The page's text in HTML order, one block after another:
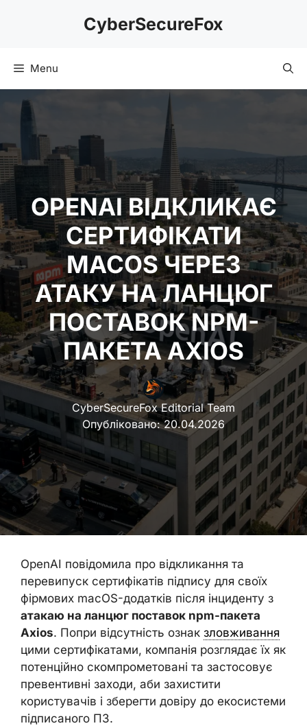
CyberSecureFox
Menu
OPENAI ВІДКЛИКАЄ
СЕРТИФІКАТИ
MACOS ЧЕРЕЗ
АТАКУ НА ЛАНЦЮГ
ПОСТАВОК NPM-
ПАКЕТА AXIOS
CyberSecureFox Editorial Team
Опубліковано:20.04.2026
OpenAI повідомила про відкликання та
перевипуск сертифікатів підпису для своїх
фірмових macOS-додатків після інциденту з
атакаю на ланцюг поставок npm-пакета
Axios. Попри відсутність ознак зловживання
цими сертифікатами, компанія розглядає їх як
потенційно скомпрометовані та застосовує
превентивні заходи, аби захистити
користувачів і зберегти довіру до екосистеми
підписаного ПЗ.